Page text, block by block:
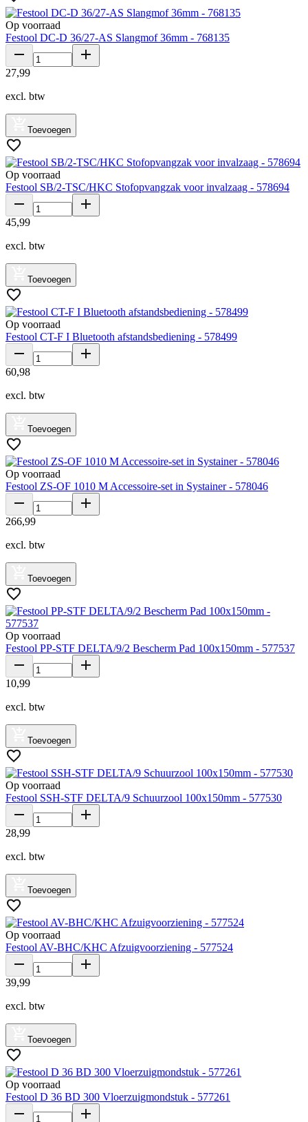
Op voorraad
Festool DC-D 36/27-AS Slangmof 36mm - 768135
27,99
excl. btw
Toevoegen
Op voorraad
Festool SB/2-TSC/HKC Stofopvangzak voor invalzaag - 578694
45,99
excl. btw
Toevoegen
Op voorraad
Festool CT-F I Bluetooth afstandsbediening - 578499
60,98
excl. btw
Toevoegen
Op voorraad
Festool ZS-OF 1010 M Accessoire-set in Systainer - 578046
266,99
excl. btw
Toevoegen
Op voorraad
Festool PP-STF DELTA/9/2 Bescherm Pad 100x150mm - 577537
10,99
excl. btw
Toevoegen
Op voorraad
Festool SSH-STF DELTA/9 Schuurzool 100x150mm - 577530
28,99
excl. btw
Toevoegen
Op voorraad
Festool AV-BHC/KHC Afzuigvoorziening - 577524
39,99
excl. btw
Toevoegen
Op voorraad
Festool D 36 BD 300 Vloerzuigmondstuk - 577261